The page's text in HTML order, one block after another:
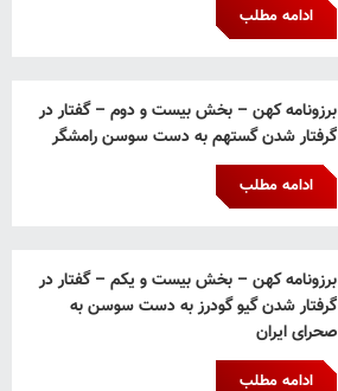
ادامه مطلب
برزونامه کهن – بخش بیست و دوم – گفتار در
گرفتار شدن گستهم به دست سوسن رامشگر
ادامه مطلب
برزونامه کهن – بخش بیست و یکم – گفتار در
گرفتار شدن گیو گودرز به دست سوسن به
صحرای ایران
ادامه مطلب